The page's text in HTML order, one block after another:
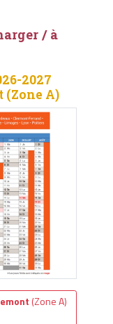
/ à
2027
A)
(Zone A)